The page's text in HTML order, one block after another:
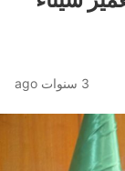
3 سنوات ago